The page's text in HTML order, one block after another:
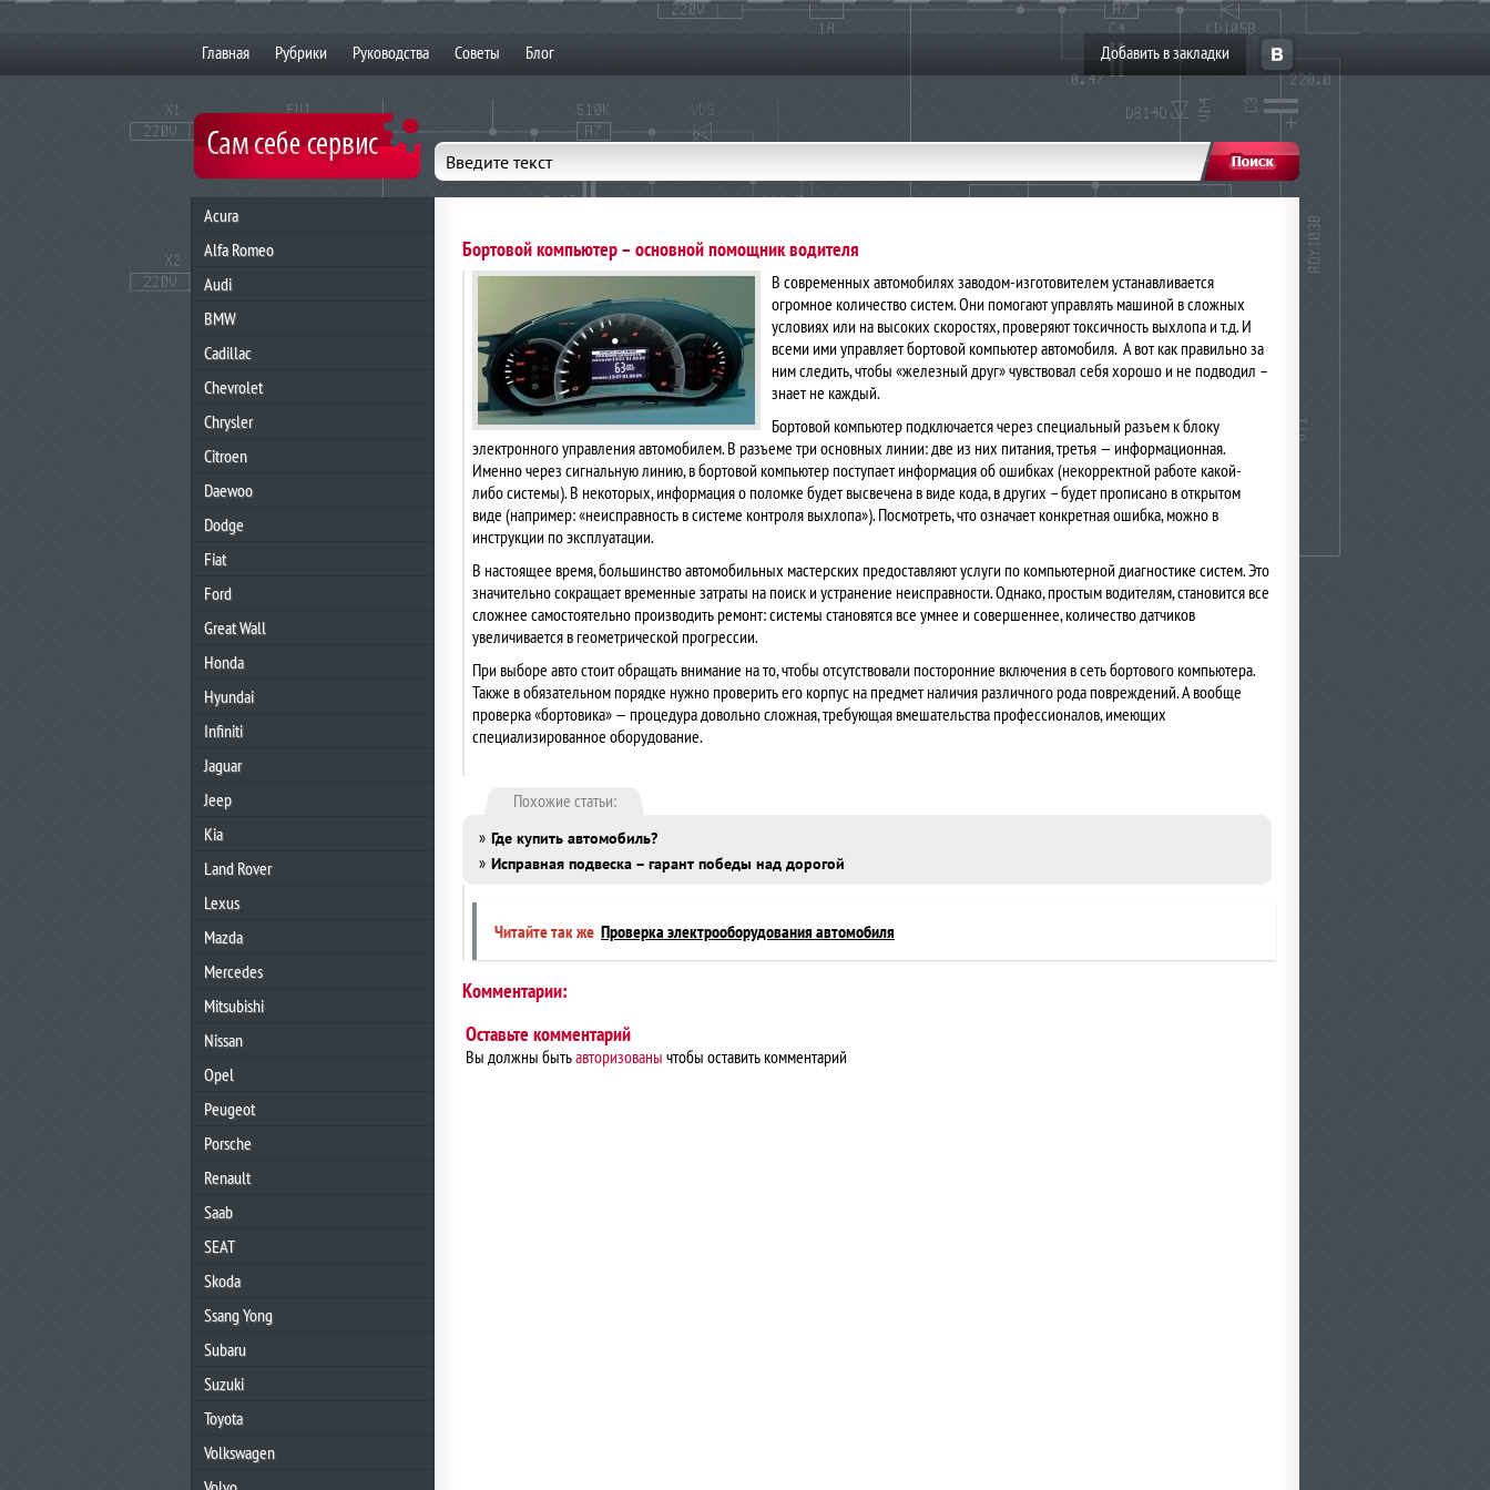
Главная Рубрики Руководства Советы Блог Добавить в закладки
Acura
Alfa Romeo
Audi
BMW
Cadillac
Chevrolet
Chrysler
Citroen
Daewoo
Dodge
Fiat
Ford
Great Wall
Honda
Hyundai
Infiniti
Jaguar
Jeep
Kia
Land Rover
Lexus
Mazda
Mercedes
Mitsubishi
Nissan
Opel
Peugeot
Porsche
Renault
Saab
SEAT
Skoda
Ssang Yong
Subaru
Suzuki
Toyota
Volkswagen
Введите текст
Бортовой компьютер – основной помощник водителя
В современных автомобилях заводом-изготовителем устанавливается
огромное количество систем. Они помогают управлять машиной в сложных
условиях или на высоких скоростях, проверяют токсичность выхлопа и т.д. И
всеми ими управляет бортовой компьютер автомобиля. А вот как правильно за
ним следить, чтобы «железный друг» чувствовал себя хорошо и не подводил –
знает не каждый.
Бортовой компьютер подключается через специальный разъем к блоку
электронного управления автомобилем. В разъеме три основных линии: две из них питания, третья — информационная.
Именно через сигнальную линию, в бортовой компьютер поступает информация об ошибках (некорректной работе какой-
либо системы). В некоторых, информация о поломке будет высвечена в виде кода, в других – будет прописано в открытом
виде (например: «неисправность в системе контроля выхлопа»). Посмотреть, что означает конкретная ошибка, можно в
инструкции по эксплуатации.
В настоящее время, большинство автомобильных мастерских предоставляют услуги по компьютерной диагностике систем. Это
значительно сокращает временные затраты на поиск и устранение неисправности. Однако, простым водителям, становится все
сложнее самостоятельно производить ремонт: системы становятся все умнее и совершеннее, количество датчиков
увеличивается в геометрической прогрессии.
При выборе авто стоит обращать внимание на то, чтобы отсутствовали посторонние включения в сеть бортового компьютера.
Также в обязательном порядке нужно проверить его корпус на предмет наличия различного рода повреждений. А вообще
проверка «бортовика» — процедура довольно сложная, требующая вмешательства профессионалов, имеющих
специализированное оборудование.
Похожие статьи:
» Где купить автомобиль?
» Исправная подвеска – гарант победы над дорогой
Читайте так же Проверка электрооборудования автомобиля
Комментарии:
Оставьте комментарий
Вы должны бытьавторизованы чтобы оставить комментарий